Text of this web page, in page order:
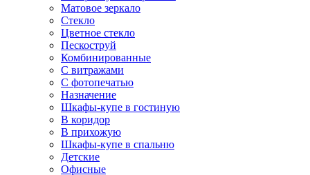
Матовое зеркало
Стекло
Цветное стекло
Пескоструй
Комбинированные
С витражами
С фотопечатью
Назначение
Шкафы-купе в гостиную
В коридор
В прихожую
Шкафы-купе в спальню
Детские
Офисные